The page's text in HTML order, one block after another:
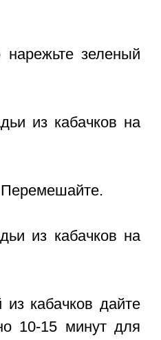
зеленый
Перемешайте.
кабачков дайте
10-15 минут для